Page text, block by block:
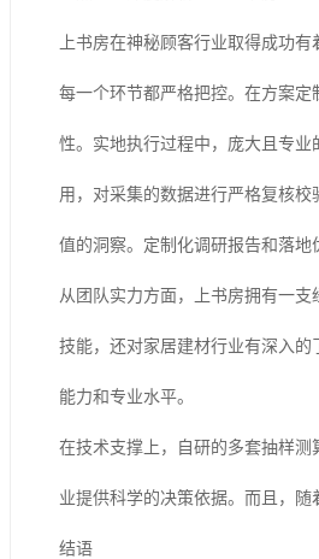
上书房在神秘顾客行业取得成功
每一个环节都严格把控。在方案
性。实地执行过程中，庞大且专
用，对采集的数据进行严格复核
值的洞察。定制化调研报告和落
从团队实力方面，上书房拥有一
技能，还对家居建材行业有深入
能力和专业水平。
在技术支撑上，自研的多套抽样
业提供科学的决策依据。而且，
结语